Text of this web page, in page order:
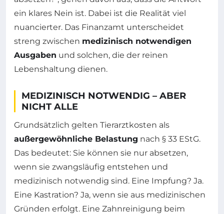
ein klares Nein ist. Dabei ist die Realität viel
nuancierter. Das Finanzamt unterscheidet
streng zwischen medizinisch notwendigen
Ausgaben und solchen, die der reinen
Lebenshaltung dienen.
MEDIZINISCH NOTWENDIG – ABER
NICHT ALLE
Grundsätzlich gelten Tierarztkosten als
außergewöhnliche Belastung nach § 33 EStG.
Das bedeutet: Sie können sie nur absetzen,
wenn sie zwangsläufig entstehen und
medizinisch notwendig sind. Eine Impfung? Ja.
Eine Kastration? Ja, wenn sie aus medizinischen
Gründen erfolgt. Eine Zahnreinigung beim